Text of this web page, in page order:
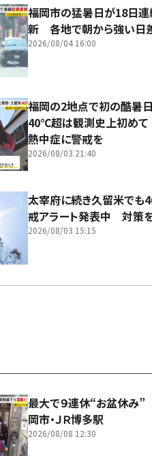
福岡市の猛暑日が18日
新 各地で朝から強い日
2026/08/04 16:00
福岡の2地点で初の酷
40℃超は観測史上初めて
熱中症に警戒を
2026/08/03 21:40
太宰府に続き久留米で
戒アラート発表中 対策
2026/08/03 15:15
最大で９連休“お盆休み
岡市・ＪＲ博多駅
2026/08/08 12:30